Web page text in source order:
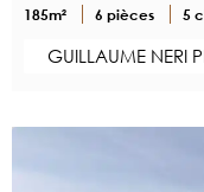
185m² 6 pièces 5
GUILLAUME NERI